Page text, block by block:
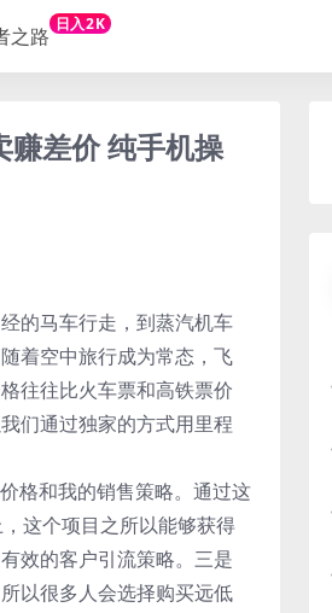
之路 日入2K
赚差价 纯手机操
的马车行走，到蒸汽机车
着空中旅行成为常态，飞
往往比火车票和高铁票价
们通过独家的方式用里程
格和我的销售策略。通过这
这个项目之所以能够获得
效的客户引流策略。三是
以很多人会选择购买远低